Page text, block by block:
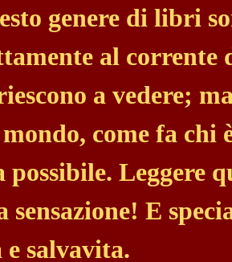
genere di libri
al corrente
a vedere;
come fa chi
possibile. Leggere
sensazione! E
e salvavita.